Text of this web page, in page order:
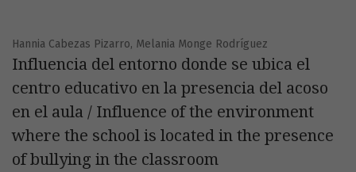
Hannia Cabezas Pizarro, Melania Monge Rodríguez
Influencia del entorno donde se ubica el
centro educativo en la presencia del acoso
en el aula / Influence of the environment
where the school is located in the presence
of bullying in the classroom